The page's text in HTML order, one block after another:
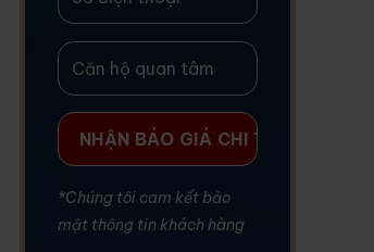
*Chúng tôi cam kết bảo
mật thông tin khách hàng